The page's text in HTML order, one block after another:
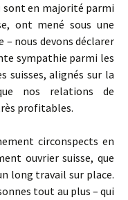
en majorité parmi
ont mené sous une
nous devons déclarer
sympathie parmi les
suisses, alignés sur la
nos relations de
profitables.
circonspects en
ouvrier suisse, que
long travail sur place.
tout au plus – qui